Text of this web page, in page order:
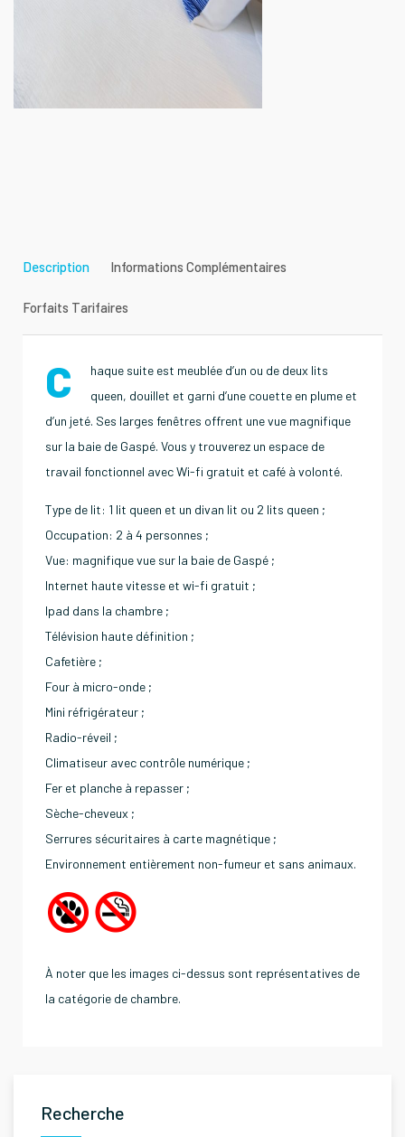
Description Informations Complémentaires
Forfaits Tarifaires
C
haque suite est meublée d’un ou de deux lits
queen, douillet et garni d’une couette en plume et
d’un jeté. Ses larges fenêtres offrent une vue magnifique
sur la baie de Gaspé. Vous y trouverez un espace de
travail fonctionnel avec Wi-fi gratuit et café à volonté.
Type de lit: 1 lit queen et un divan lit ou 2 lits queen ;
Occupation: 2 à 4 personnes ;
Vue: magnifique vue sur la baie de Gaspé ;
Internet haute vitesse et wi-fi gratuit ;
Ipad dans la chambre ;
Télévision haute définition ;
Cafetière ;
Four à micro-onde ;
Mini réfrigérateur ;
Radio-réveil ;
Climatiseur avec contrôle numérique ;
Fer et planche à repasser ;
Sèche-cheveux ;
Serrures sécuritaires à carte magnétique ;
Environnement entièrement non-fumeur et sans animaux.
À noter que les images ci-dessus sont représentatives de
la catégorie de chambre.
Recherche